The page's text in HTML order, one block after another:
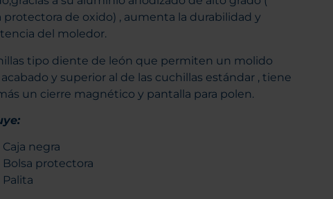
protectora de oxido) , aumenta la durabilidad y
del moledor.
tipo diente de león que permiten un molido
y superior al de las cuchillas estándar , tiene
un cierre magnético y pantalla para polen.
Caja negra
Bolsa protectora
Palita